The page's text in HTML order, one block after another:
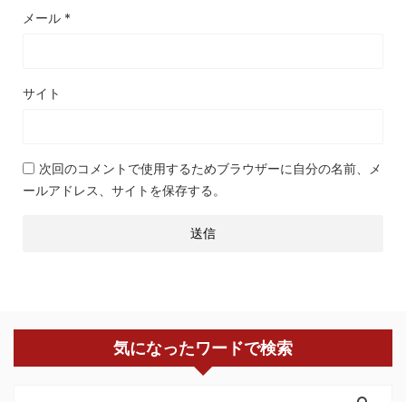
メール *
サイト
次回のコメントで使用するためブラウザーに自分の名前、メ
ールアドレス、サイトを保存する。
気になったワードで検索